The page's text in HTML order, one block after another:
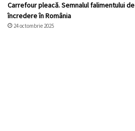
Carrefour pleacă. Semnalul falimentului de
încredere în România
24 octombrie 2025